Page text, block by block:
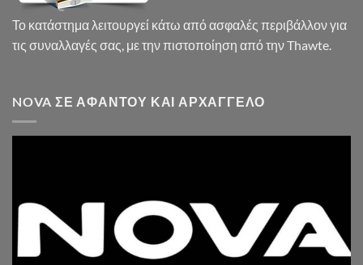
Το κατάστημα λειτουργεί κάτω από ασφαλές περιβάλλον για
τις συναλλαγές σας, με την πιστοποίηση από την Thawte.
NOVA ΣΕ ΑΦΆΝΤΟΥ ΚΑΙ ΑΡΧΆΓΓΕΛΟ